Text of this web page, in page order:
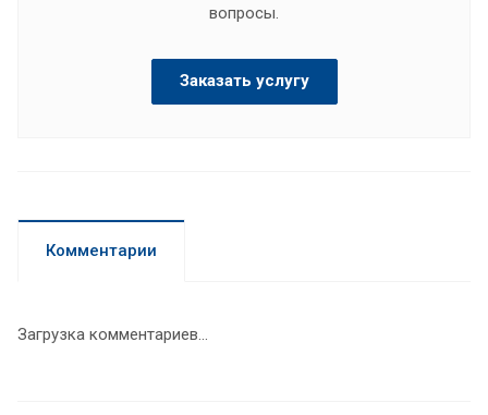
вопросы.
Заказать услугу
Комментарии
Загрузка комментариев...